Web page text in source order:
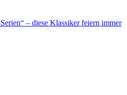
– diese Klassiker feiern immer